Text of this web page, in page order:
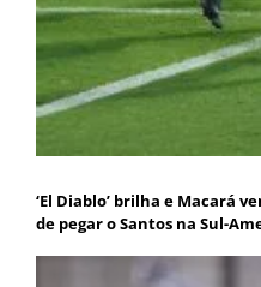
‘El Diablo’ brilha e Macará
de pegar o Santos na Sul-